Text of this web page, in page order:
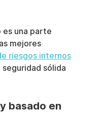
una parte
mejores
riesgos internos
sólida
basado en